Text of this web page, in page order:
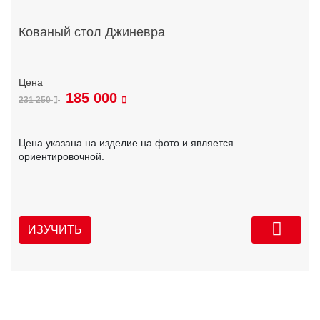
Кованый стол Джиневра
231 250 185 000
Цена указана на изделие на фото и является
ориентировочной.
ИЗУЧИТЬ